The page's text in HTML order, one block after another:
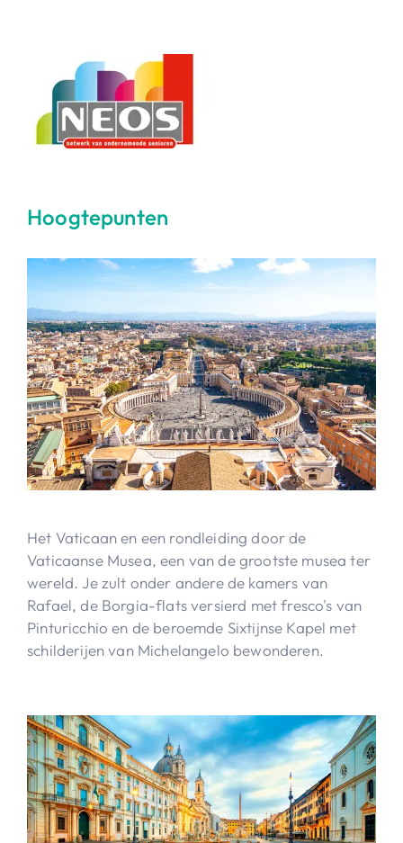
Hoogtepunten
Het Vaticaan en een rondleiding door de
Vaticaanse Musea, een van de grootste musea ter
wereld. Je zult onder andere de kamers van
Rafael, de Borgia-flats versierd met fresco's van
Pinturicchio en de beroemde Sixtijnse Kapel met
schilderijen van Michelangelo bewonderen.